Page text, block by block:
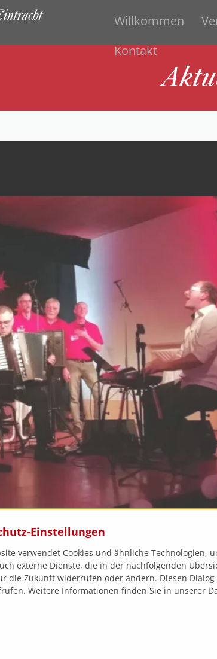
Willkommen
Kontakt
im Siegerland
Einstellungen
verwendet Cookies und ähnliche
externe Dienste, die in der nachfolgenden
die Zukunft widerrufen oder ändern. Diesen
Weitere Informationen finden Sie in unserer